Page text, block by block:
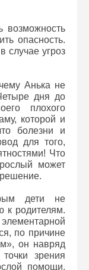
возможность
опасность.
случае угроз
Анька не
дня до
плохого
которой и
болезни и
для того,
Что
может
дети не
к родителям.
по причине
он навряд
зрения
помощи.